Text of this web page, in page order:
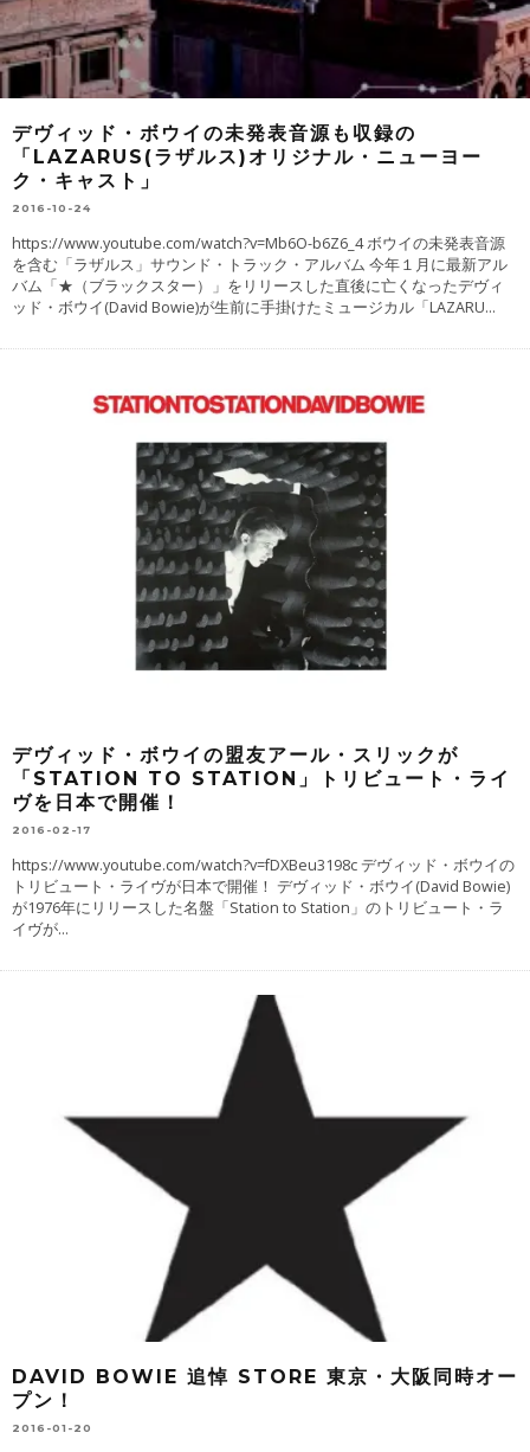
デヴィッド・ボウイの未発表音源も収録の
「LAZARUS(ラザルス)オリジナル・ニューヨー
ク・キャスト」
2016-10-24
https://www.youtube.com/watch?v=Mb6O-b6Z6_4 ボウイの未発表音源
を含む「ラザルス」サウンド・トラック・アルバム 今年１月に最新アル
バム「★（ブラックスター）」をリリースした直後に亡くなったデヴィ
ッド・ボウイ(David Bowie)が生前に手掛けたミュージカル「LAZARU...
デヴィッド・ボウイの盟友アール・スリックが
「STATION TO STATION」トリビュート・ライ
ヴを日本で開催！
2016-02-17
https://www.youtube.com/watch?v=fDXBeu3198c デヴィッド・ボウイの
トリビュート・ライヴが日本で開催！ デヴィッド・ボウイ(David Bowie)
が1976年にリリースした名盤「Station to Station」のトリビュート・ラ
イヴが...
DAVID BOWIE 追悼 STORE 東京・大阪同時オー
プン！
2016-01-20